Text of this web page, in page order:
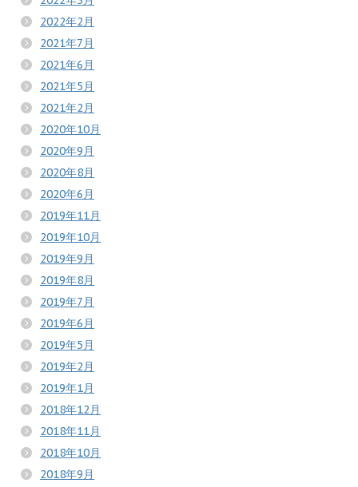
2022年2月
2021年7月
2021年6月
2021年5月
2021年2月
2020年10月
2020年9月
2020年8月
2020年6月
2019年11月
2019年10月
2019年9月
2019年8月
2019年7月
2019年6月
2019年5月
2019年2月
2019年1月
2018年12月
2018年11月
2018年10月
2018年9月